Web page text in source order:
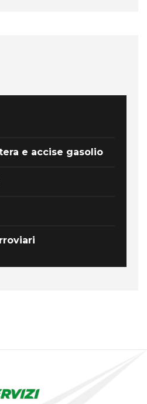
e accise gasolio